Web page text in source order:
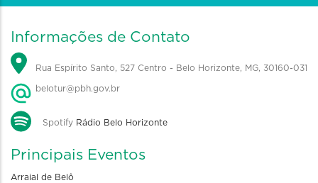
Informações de Contato
Rua Espírito Santo, 527 Centro - Belo Horizonte, MG, 30160-031
belotur@pbh.gov.br
Spotify Rádio Belo Horizonte
Principais Eventos
Arraial de Belô